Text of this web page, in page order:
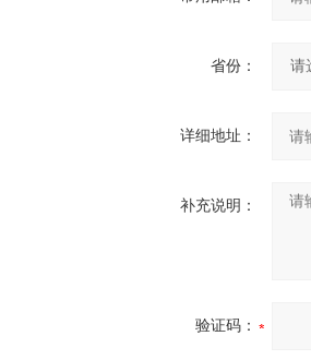
省份：
详细地址：
补充说明：
验证码：